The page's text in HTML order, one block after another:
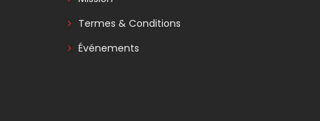
Termes & Conditions
Événements